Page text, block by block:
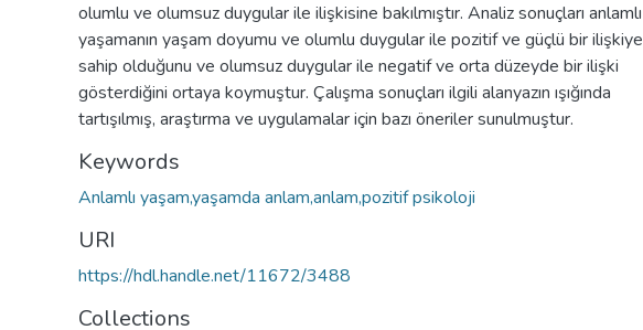
olumlu ve olumsuz duygular ile ilişkisine bakılmıştır. Analiz sonuçları anlamlı
yaşamanın yaşam doyumu ve olumlu duygular ile pozitif ve güçlü bir ilişkiye
sahip olduğunu ve olumsuz duygular ile negatif ve orta düzeyde bir ilişki
gösterdiğini ortaya koymuştur. Çalışma sonuçları ilgili alanyazın ışığında
tartışılmış, araştırma ve uygulamalar için bazı öneriler sunulmuştur.
Keywords
Anlamlı yaşam,yaşamda anlam,anlam,pozitif psikoloji
URI
https://hdl.handle.net/11672/3488
Collections